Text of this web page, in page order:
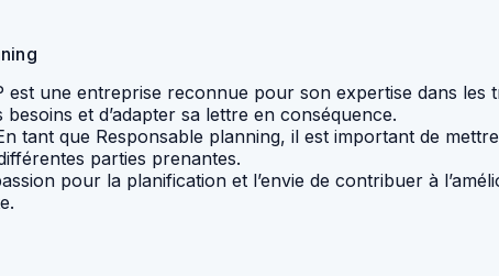
est une entreprise reconnue pour son expertise dans
et d’adapter sa lettre en conséquence.
tant que Responsable planning, il est important de
parties prenantes.
pour la planification et l’envie de contribuer à